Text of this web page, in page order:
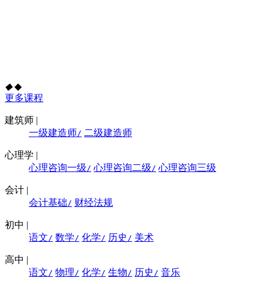
◆ ◆
更多课程
建筑师 |
一级建造师/ 二级建造师
心理学 |
心理咨询一级/ 心理咨询二级/ 心理咨询三级
会计 |
会计基础/ 财经法规
初中 |
语文/ 数学/ 化学/ 历史 / 美术
高中 |
语文/ 物理/ 化学/ 生物/ 历史 / 音乐